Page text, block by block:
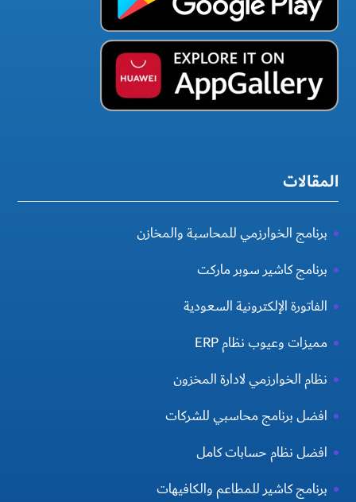
المقالات
برنامج الخوارزمي للمحاسبة والمخازن
برنامج كاشير سوبر ماركت
الفاتورة الإلكترونية السعودية
مميزات وعيوب نظام ERP
نظام الخوارزمي لادارة المخزون
افضل برنامج محاسبي للشركات
افضل نظام حسابات كامل
برنامج كاشير للمطاعم والكافيهات